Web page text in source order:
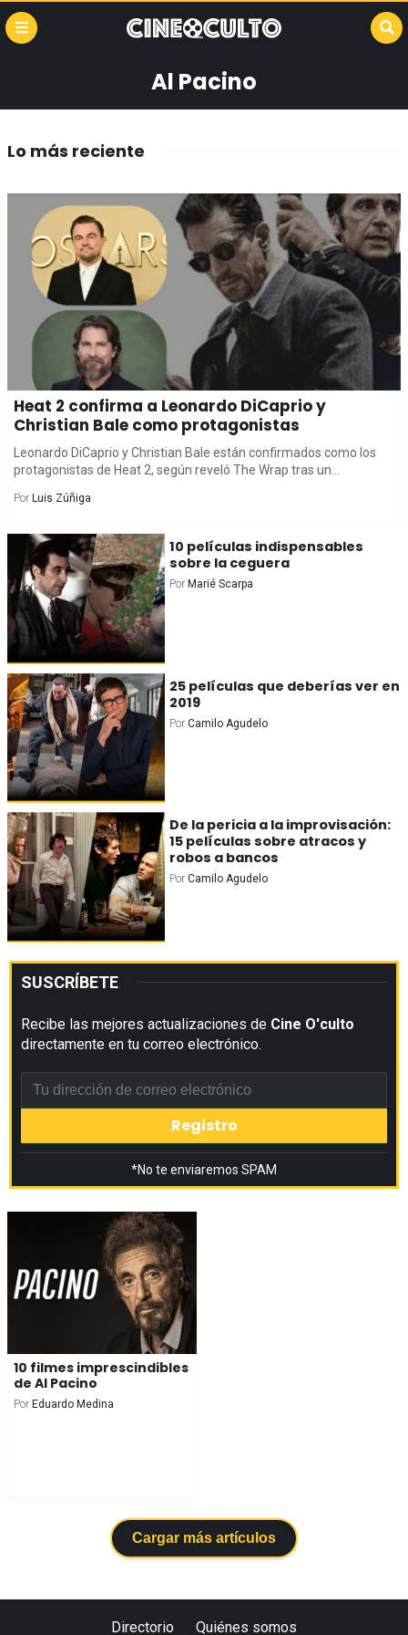
Al Pacino
Lo más reciente
Heat 2 confirma a Leonardo DiCaprio y
Christian Bale como protagonistas
Leonardo DiCaprio y Christian Bale están confirmados como los
protagonistas de Heat 2, según reveló The Wrap tras un...
Por Luis Zúñiga
10 películas indispensables
sobre la ceguera
Por Marié Scarpa
25 películas que deberías ver en
2019
Por Camilo Agudelo
De la pericia a la improvisación:
15 películas sobre atracos y
robos a bancos
Por Camilo Agudelo
SUSCRÍBETE
Recibe las mejores actualizaciones de Cine O'culto
directamente en tu correo electrónico.
*No te enviaremos SPAM
10 filmes imprescindibles
de Al Pacino
Por Eduardo Medina
Cargar más artículos
Directorio Quiénes somos